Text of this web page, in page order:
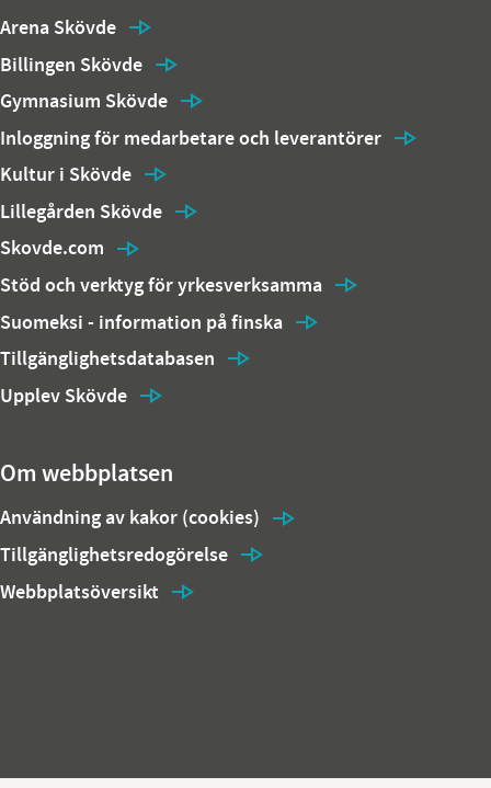
Arena Skövde
Billingen Skövde
Gymnasium Skövde
Inloggning för medarbetare och leverantörer
Kultur i Skövde
Lillegården Skövde
Skovde.com
Stöd och verktyg för yrkesverksamma
Suomeksi - information på finska
Tillgänglighetsdatabasen
Upplev Skövde
Om webbplatsen
Användning av kakor (cookies)
Tillgänglighetsredogörelse
Webbplatsöversikt